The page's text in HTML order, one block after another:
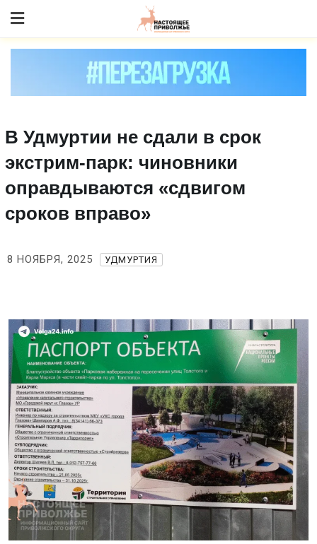
to content
В Удмуртии не сдали в срок
экстрим‑парк: чиновники
оправдываются «сдвигом
сроков вправо»
8 НОЯБРЯ, 2025 УДМУРТИЯ